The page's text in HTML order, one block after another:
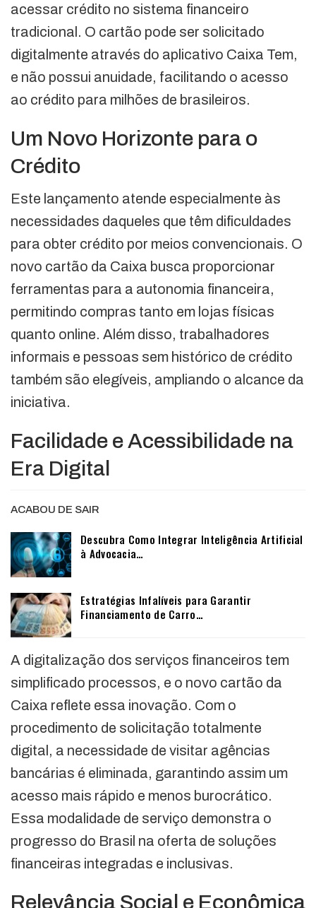
acessar crédito no sistema financeiro
tradicional. O cartão pode ser solicitado
digitalmente através do aplicativo Caixa Tem,
e não possui anuidade, facilitando o acesso
ao crédito para milhões de brasileiros.
Um Novo Horizonte para o
Crédito
Este lançamento atende especialmente às
necessidades daqueles que têm dificuldades
para obter crédito por meios convencionais. O
novo cartão da Caixa busca proporcionar
ferramentas para a autonomia financeira,
permitindo compras tanto em lojas físicas
quanto online. Além disso, trabalhadores
informais e pessoas sem histórico de crédito
também são elegíveis, ampliando o alcance da
iniciativa.
Facilidade e Acessibilidade na
Era Digital
ACABOU DE SAIR
Descubra Como Integrar Inteligência Artificial
à Advocacia…
Estratégias Infalíveis para Garantir
Financiamento de Carro…
A digitalização dos serviços financeiros tem
simplificado processos, e o novo cartão da
Caixa reflete essa inovação. Com o
procedimento de solicitação totalmente
digital, a necessidade de visitar agências
bancárias é eliminada, garantindo assim um
acesso mais rápido e menos burocrático.
Essa modalidade de serviço demonstra o
progresso do Brasil na oferta de soluções
financeiras integradas e inclusivas.
Relevância Social e Econômica